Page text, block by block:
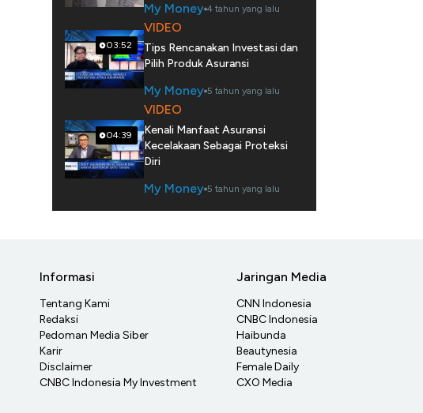
My Money 4 tahun yang lalu
03:52
VIDEO
Tips Rencanakan Investasi dan
Pilih Produk Asuransi
My Money 5 tahun yang lalu
04:39
VIDEO
Kenali Manfaat Asuransi
Kecelakaan Sebagai Proteksi
Diri
My Money 5 tahun yang lalu
Informasi
Tentang Kami
Redaksi
Pedoman Media Siber
Karir
Disclaimer
CNBC Indonesia My Investment
Jaringan Media
CNN Indonesia
CNBC Indonesia
Haibunda
Beautynesia
Female Daily
CXO Media